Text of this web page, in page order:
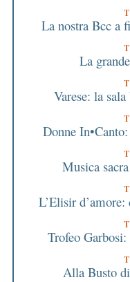
La nostra Bcc a
La
Varese: la
Donne
Musica
L’Elisir
Trofeo
Alla Busto